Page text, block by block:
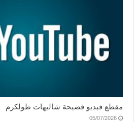
مقطع فيديو فضيحة شاليهات طولكرم
05/07/2026